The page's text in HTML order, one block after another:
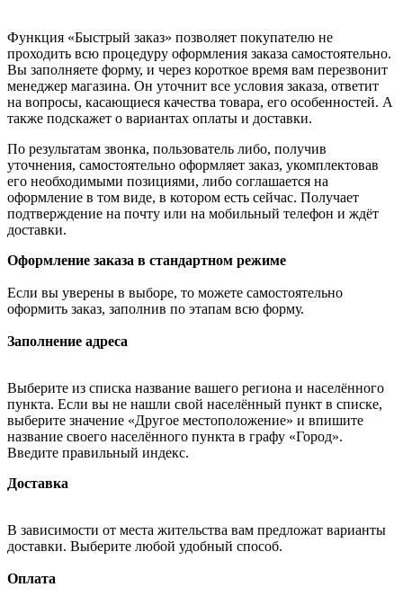
Функция «Быстрый заказ» позволяет покупателю не
проходить всю процедуру оформления заказа самостоятельно.
Вы заполняете форму, и через короткое время вам перезвонит
менеджер магазина. Он уточнит все условия заказа, ответит
на вопросы, касающиеся качества товара, его особенностей. А
также подскажет о вариантах оплаты и доставки.
По результатам звонка, пользователь либо, получив
уточнения, самостоятельно оформляет заказ, укомплектовав
его необходимыми позициями, либо соглашается на
оформление в том виде, в котором есть сейчас. Получает
подтверждение на почту или на мобильный телефон и ждёт
доставки.
Оформление заказа в стандартном режиме
Если вы уверены в выборе, то можете самостоятельно
оформить заказ, заполнив по этапам всю форму.
Заполнение адреса
Выберите из списка название вашего региона и населённого
пункта. Если вы не нашли свой населённый пункт в списке,
выберите значение «Другое местоположение» и впишите
название своего населённого пункта в графу «Город».
Введите правильный индекс.
Доставка
В зависимости от места жительства вам предложат варианты
доставки. Выберите любой удобный способ.
Оплата